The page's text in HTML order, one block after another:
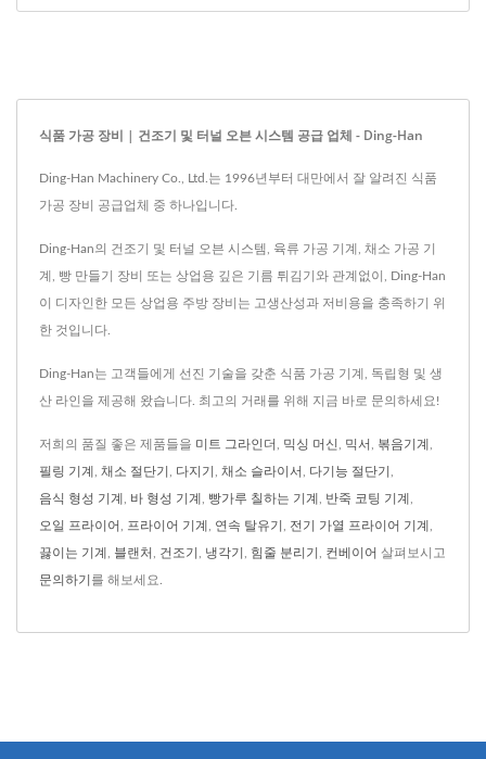
식품 가공 장비 | 건조기 및 터널 오븐 시스템 공급 업체 - Ding-Han
Ding-Han Machinery Co., Ltd.는 1996년부터 대만에서 잘 알려진 식품
가공 장비 공급업체 중 하나입니다.
Ding-Han의 건조기 및 터널 오븐 시스템, 육류 가공 기계, 채소 가공 기
계, 빵 만들기 장비 또는 상업용 깊은 기름 튀김기와 관계없이, Ding-Han
이 디자인한 모든 상업용 주방 장비는 고생산성과 저비용을 충족하기 위
한 것입니다.
Ding-Han는 고객들에게 선진 기술을 갖춘 식품 가공 기계, 독립형 및 생
산 라인을 제공해 왔습니다. 최고의 거래를 위해 지금 바로 문의하세요!
저희의 품질 좋은 제품들을 미트 그라인더 믹싱 머신 믹서 볶음기계
필링 기계 채소 절단기 다지기 채소 슬라이서 다기능 절단기
음식 형성 기계 바 형성 기계 빵가루 칠하는 기계 반죽 코팅 기계
오일 프라이어 프라이어 기계 연속 탈유기 전기 가열 프라이어 기계
끓이는 기계 블랜처 건조기 냉각기 힘줄 분리기 컨베이어 살펴보시고
문의하기 를 해보세요.